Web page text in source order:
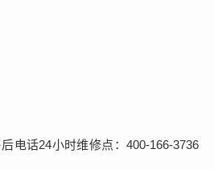
电话24小时维修点：400-166-3736